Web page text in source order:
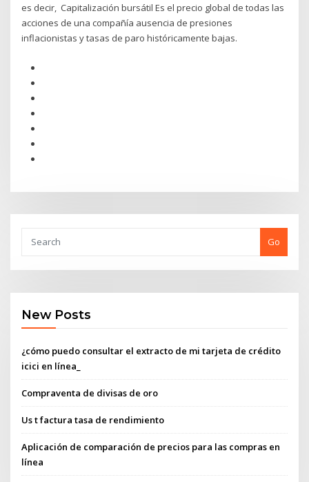
es decir, Capitalización bursátil Es el precio global de todas las
acciones de una compañía ausencia de presiones
inflacionistas y tasas de paro históricamente bajas.
Go
New Posts
¿cómo puedo consultar el extracto de mi tarjeta de crédito
icici en línea_
Compraventa de divisas de oro
Us t factura tasa de rendimiento
Aplicación de comparación de precios para las compras en
línea